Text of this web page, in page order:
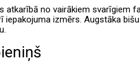
atkarībā no vairākiem svarīgiem
izmērs. Augstāka